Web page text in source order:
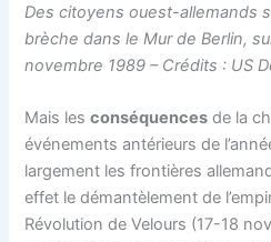
Des citoyens ouest-allemands
brèche dans le Mur de Berlin,
novembre 1989 – Crédits : US
Mais lesconséquences de la
événements antérieurs de
largement les frontières
effet le démantèlement de
Révolution de Velours (17-18